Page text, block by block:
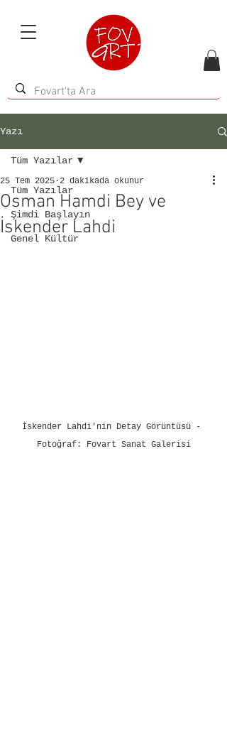
Yazı
Tüm Yazılar
Şimdi Başlayın
Genel Kültür
Tüm Yazılar
Osman Hamdi Bey ve
İskender Lahdi
25 Tem 2025 2 dakikada okunur
İskender Lahdi'nin Detay Görüntüsü -
Fotoğraf: Fovart Sanat Galerisi